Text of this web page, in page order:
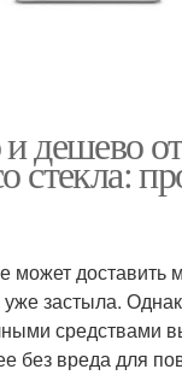
дешево
стекла:
может доставить
застыла.
средствами
без вреда для